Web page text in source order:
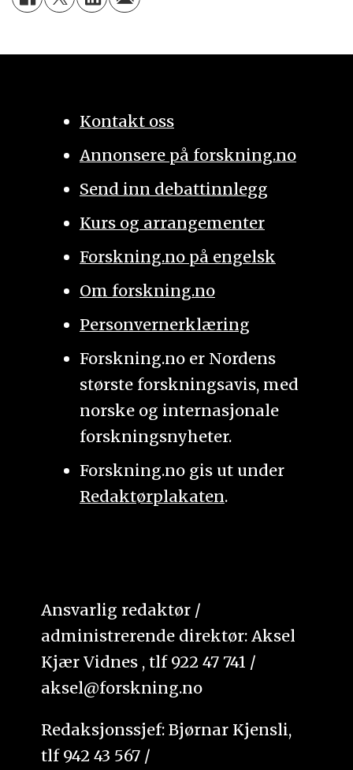
Kontakt oss
Annonsere på forskning.no
Send inn debattinnlegg
Kurs og arrangementer
Forskning.no på engelsk
Om forskning.no
Personvernerklæring
Forskning.no er Nordens
største forskningsavis, med
norske og internasjonale
forskningsnyheter.
Forskning.no gis ut under
Redaktørplakaten.
Ansvarlig redaktør /
administrerende direktør: Aksel
Kjær Vidnes , tlf 922 47 741 /
aksel@forskning.no
Redaksjonssjef: Bjørnar Kjensli,
tlf 942 43 567 /